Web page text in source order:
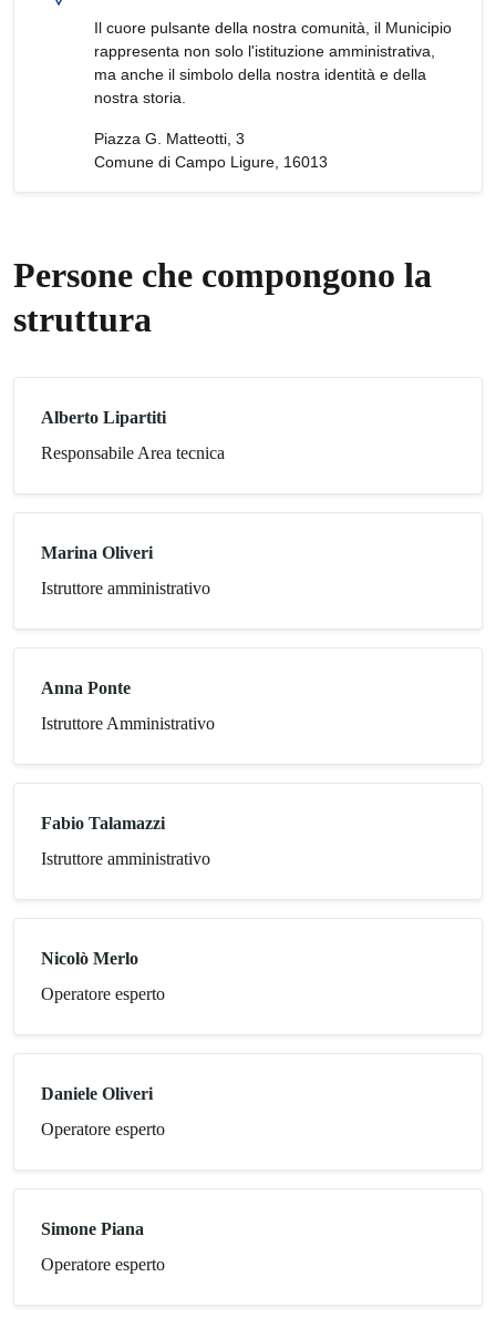
Il cuore pulsante della nostra comunità, il Municipio
rappresenta non solo l'istituzione amministrativa,
ma anche il simbolo della nostra identità e della
nostra storia.
Piazza G. Matteotti, 3
Comune di Campo Ligure, 16013
Persone che compongono la
struttura
Alberto Lipartiti
Responsabile Area tecnica
Marina Oliveri
Istruttore amministrativo
Anna Ponte
Istruttore Amministrativo
Fabio Talamazzi
Istruttore amministrativo
Nicolò Merlo
Operatore esperto
Daniele Oliveri
Operatore esperto
Simone Piana
Operatore esperto